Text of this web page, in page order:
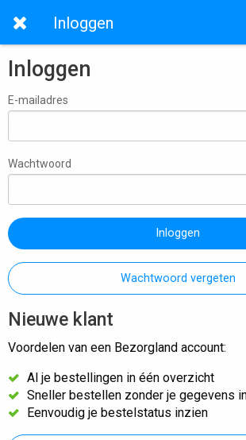
Inloggen
Inloggen
E-mailadres
Wachtwoord
Inloggen
Wachtwoord vergeten
Nieuwe klant
Voordelen van een Bezorgland account:
Al je bestellingen in één overzicht
Sneller bestellen zonder je gegevens
Eenvoudig je bestelstatus inzien